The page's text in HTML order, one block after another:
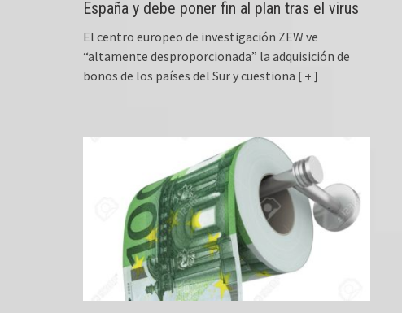
España y debe poner fin al plan tras el virus
El centro europeo de investigación ZEW ve
“altamente desproporcionada” la adquisición de
bonos de los países del Sur y cuestiona [ + ]